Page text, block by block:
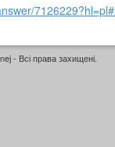
- Всі права захищені.